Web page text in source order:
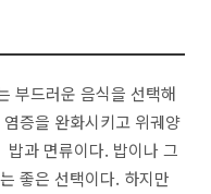
부드러운 음식을 선택해
증을 완화시키고 위궤양
과 면류이다. 밥이나 그
좋은 선택이다. 하지만